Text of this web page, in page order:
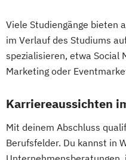
Viele Studiengänge bieten
im Verlauf des Studiums
spezialisieren, etwa Social
Marketing oder
Karriereaussichten
Mit deinem Abschluss
Berufsfelder. Du kannst in